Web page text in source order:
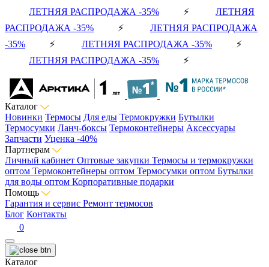
ЛЕТНЯЯ РАСПРОДАЖА -35% ⚡ ЛЕТНЯЯ
РАСПРОДАЖА -35% ⚡ ЛЕТНЯЯ РАСПРОДАЖА
-35% ⚡ ЛЕТНЯЯ РАСПРОДАЖА -35% ⚡
ЛЕТНЯЯ РАСПРОДАЖА -35% ⚡
Каталог
Новинки Термосы Для еды Термокружки Бутылки
Термосумки Ланч-боксы Термоконтейнеры Аксессуары
Запчасти Уценка -40%
Партнерам
Личный кабинет Оптовые закупки Термосы и термокружки
оптом Термоконтейнеры оптом Термосумки оптом Бутылки
для воды оптом Корпоративные подарки
Помощь
Гарантия и сервис Ремонт термосов
Блог Контакты
0
Каталог